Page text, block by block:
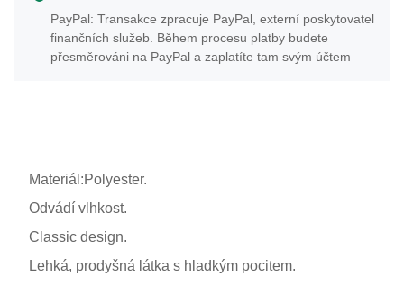
PayPal: Transakce zpracuje PayPal, externí poskytovatel
finančních služeb. Během procesu platby budete
přesměrováni na PayPal a zaplatíte tam svým účtem
Materiál:Polyester.
Odvádí vlhkost.
Classic design.
Lehká, prodyšná látka s hladkým pocitem.